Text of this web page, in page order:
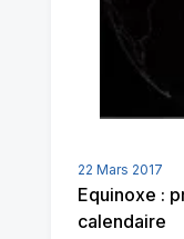
22 Mars 2017
Equinoxe :
calendaire